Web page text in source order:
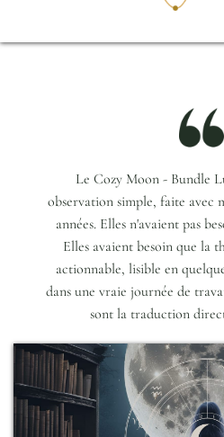
Le Cozy Moon - Bundle
observation simple, faite avec
années. Elles n'avaient pas
Elles avaient besoin que la
actionnable, lisible en
dans une vraie journée de
sont la traduction